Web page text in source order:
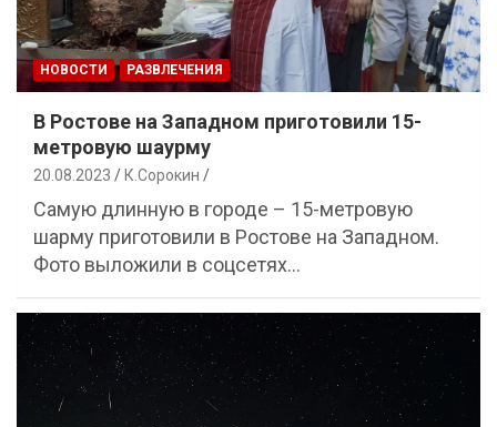
НОВОСТИ РАЗВЛЕЧЕНИЯ
В Ростове на Западном приготовили 15-
метровую шаурму
20.08.2023 К.Сорокин
Самую длинную в городе – 15-метровую
шарму приготовили в Ростове на Западном.
Фото выложили в соцсетях…